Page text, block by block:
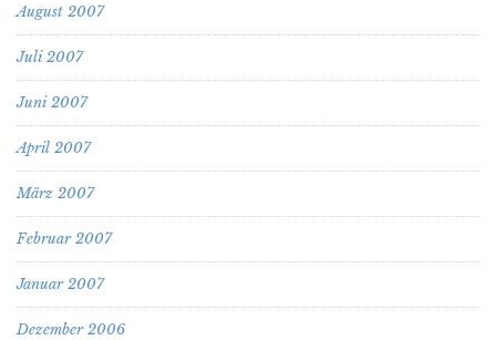
August 2007
Juli 2007
Juni 2007
April 2007
März 2007
Februar 2007
Januar 2007
Dezember 2006